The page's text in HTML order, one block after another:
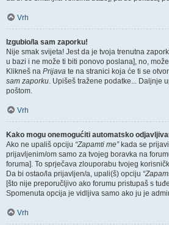
Vrh
Izgubio/la sam zaporku!
Nije smak svijeta! Jest da je tvoja trenutna
u bazi i ne može ti biti ponovo poslana], no,
Klikneš na Prijava te na stranici koja će ti se
sam zaporku. Upišeš tražene podatke... Daljnje
poštom.
Vrh
Kako mogu onemogućiti automatsko
Ako ne upališ opciju “Zapamti me”kada se
prijavljenim/om samo za tvojeg boravka na
foruma]. To sprječava zlouporabu tvojeg
Da bi ostao/la prijavljen/a, upali(š) opciju
[što nije preporučljivo ako forumu pristupaš s
Spomenuta opcija je vidljiva samo ako ju je
Vrh